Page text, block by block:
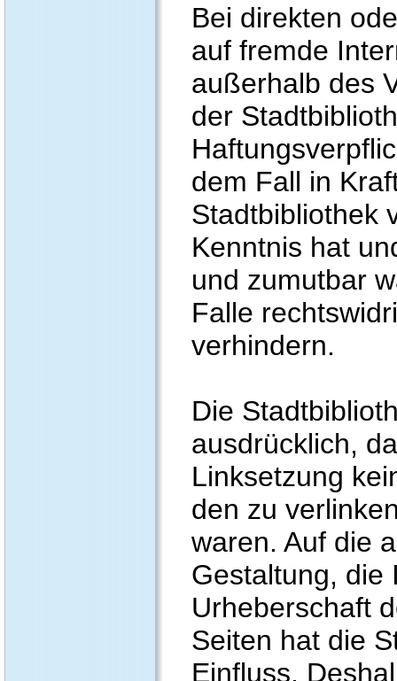
Bei direkten
auf fremde
außerhalb des
der
dem Fall in
Stadtbibliothek
Kenntnis hat
und zumutbar
Falle
verhindern.
Die
ausdrücklich,
Linksetzung
den zu
waren. Auf die
Gestaltung, die
Urheberschaft
Seiten hat die
Einfluss.